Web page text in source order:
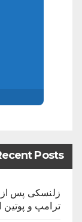
Posts
زلنسکی پس از
ترامپ و